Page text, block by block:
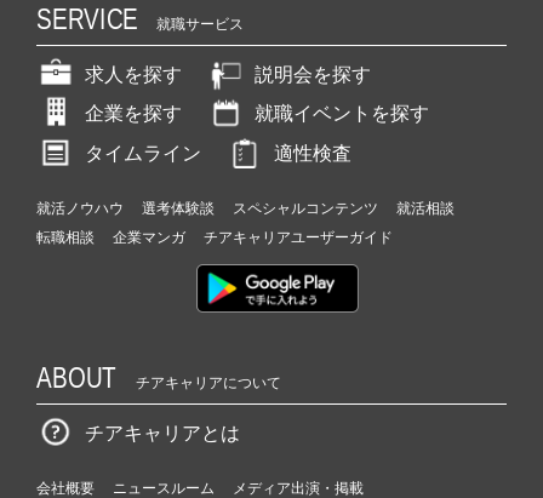
SERVICE 就職サービス
求人を探す
説明会を探す
企業を探す
就職イベントを探す
タイムライン
適性検査
就活ノウハウ 選考体験談 スペシャルコンテンツ
就活相談
転職相談
企業マンガ チアキャリアユーザーガイド
ABOUT チアキャリアについて
チアキャリアとは
会社概要 ニュースルーム
メディア出演・掲載